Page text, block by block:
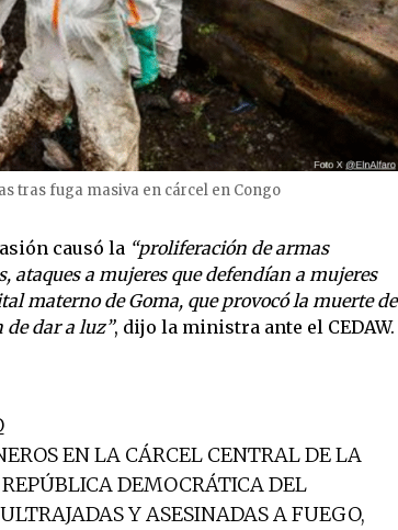
tras fuga masiva en cárcel en Congo
causó la “proliferación de armas
ataques a mujeres que defendían a mujeres
materno de Goma, que provocó la muerte de
de dar a luz”, dijo la ministra ante el CEDAW.
EN LA CÁRCEL CENTRAL DE LA
DEMOCRÁTICA DEL
Y ASESINADAS A FUEGO,